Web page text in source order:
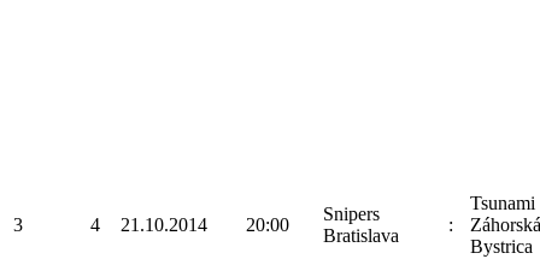
3 4 21.10.2014 20:00
Snipers
Bratislava
:
Tsunami
Záhorská
Bystrica